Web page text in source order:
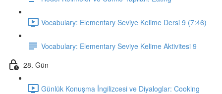
Vocabulary: Elementary Seviye Kelime Dersi 9 (7:46)
Vocabulary: Elementary Seviye Kelime Aktivitesi 9
28. Gün
Günlük Konuşma İngilizcesi ve Diyaloglar: Cooking